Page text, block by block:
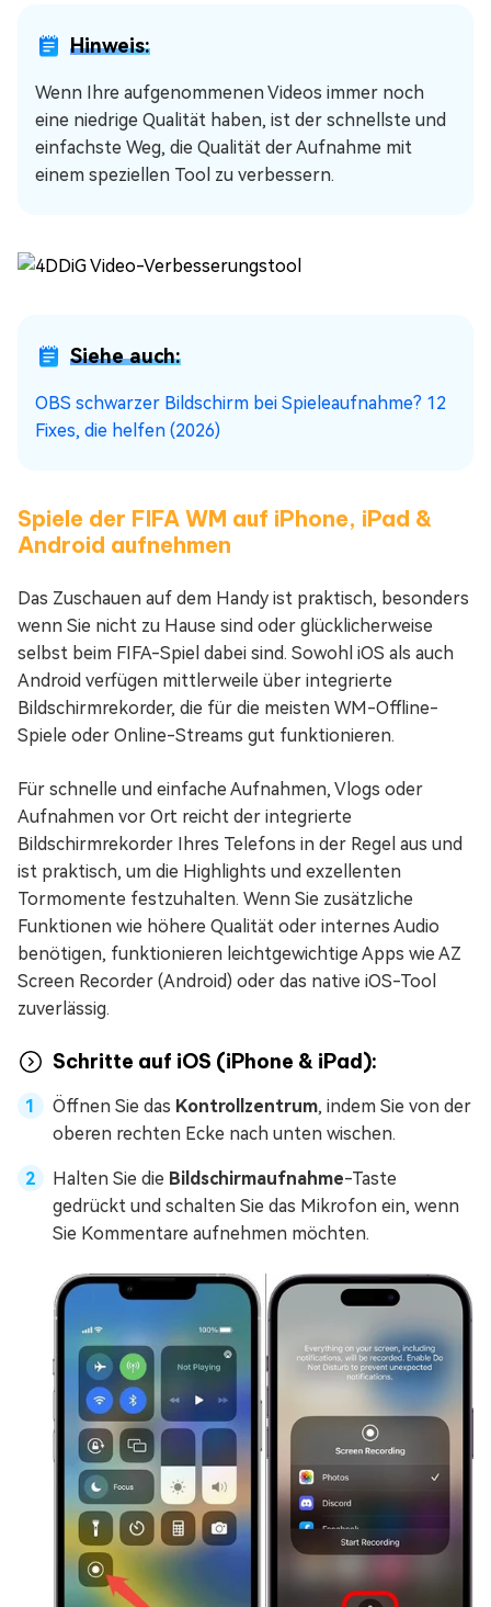
Hinweis:
Wenn Ihre aufgenommenen Videos immer noch
eine niedrige Qualität haben, ist der schnellste und
einfachste Weg, die Qualität der Aufnahme mit
einem speziellen Tool zu verbessern.
Siehe auch:
OBS schwarzer Bildschirm bei Spieleaufnahme? 12
Fixes, die helfen (2026)
Spiele der FIFA WM auf iPhone, iPad &
Android aufnehmen
Das Zuschauen auf dem Handy ist praktisch, besonders
wenn Sie nicht zu Hause sind oder glücklicherweise
selbst beim FIFA-Spiel dabei sind. Sowohl iOS als auch
Android verfügen mittlerweile über integrierte
Bildschirmrekorder, die für die meisten WM-Offline-
Spiele oder Online-Streams gut funktionieren.
Für schnelle und einfache Aufnahmen, Vlogs oder
Aufnahmen vor Ort reicht der integrierte
Bildschirmrekorder Ihres Telefons in der Regel aus und
ist praktisch, um die Highlights und exzellenten
Tormomente festzuhalten. Wenn Sie zusätzliche
Funktionen wie höhere Qualität oder internes Audio
benötigen, funktionieren leichtgewichtige Apps wie AZ
Screen Recorder (Android) oder das native iOS-Tool
zuverlässig.
Schritte auf iOS (iPhone & iPad):
Öffnen Sie das Kontrollzentrum, indem Sie von der
oberen rechten Ecke nach unten wischen.
Halten Sie die Bildschirmaufnahme-Taste
gedrückt und schalten Sie das Mikrofon ein, wenn
Sie Kommentare aufnehmen möchten.